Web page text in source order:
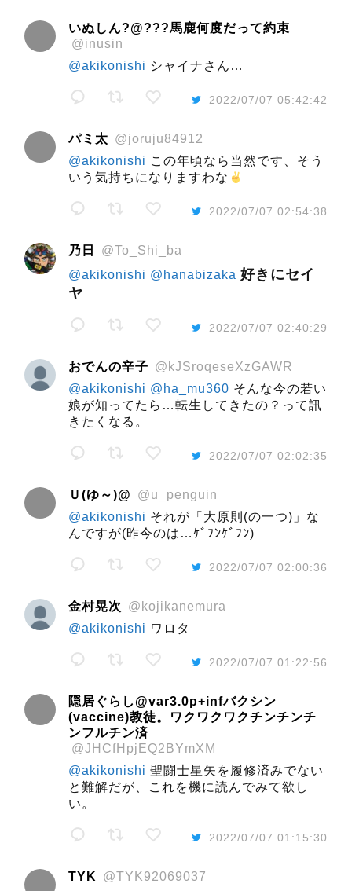
いぬしん?@???馬鹿何度だって約束
@inusin
@akikonishi シャイナさん…
2022/07/07 05:42:42
パミ太 @joruju84912
@akikonishi この年頃なら当然です、そう
いう気持ちになりますわな
2022/07/07 02:54:38
乃日
@To_Shi_ba
@akikonishi @hanabizaka 好きにセイ
ヤ
2022/07/07 02:40:29
おでんの辛子 @kJSroqeseXzGAWR
@akikonishi @ha_mu360 そんな今の若い
娘が知ってたら…転生してきたの？って訊
きたくなる。
2022/07/07 02:02:35
Ｕ(ゆ～)@
@u_penguin
@akikonishi それが「大原則(の一つ)」な
んですが(昨今のは…ｹﾞﾌﾝｹﾞﾌﾝ)
2022/07/07 02:00:36
金村晃次
@kojikanemura
@akikonishi ワロタ
2022/07/07 01:22:56
隠居ぐらし@var3.0p+infバクシン
(vaccine)教徒。ワクワクワクチンチンチ
ンフルチン済
@JHCfHpjEQ2BYmXM
@akikonishi 聖闘士星矢を履修済みでない
と難解だが、これを機に読んでみて欲し
い。
2022/07/07 01:15:30
TYK
@TYK92069037